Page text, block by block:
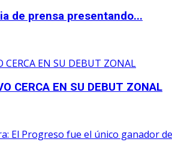
de prensa presentando...
CERCA EN SU DEBUT ZONAL